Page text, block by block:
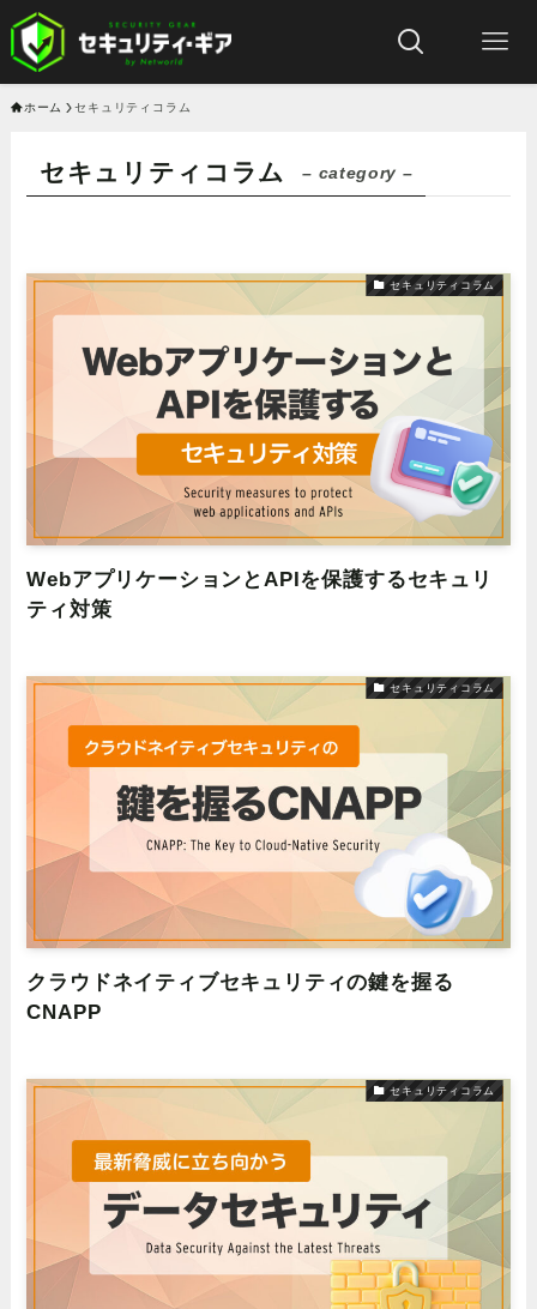
ホーム セキュリティコラム
セキュリティコラム – category –
セキュリティコラム
WebアプリケーションとAPIを保護するセキュリ
ティ対策
セキュリティコラム
クラウドネイティブセキュリティの鍵を握る
CNAPP
セキュリティコラム